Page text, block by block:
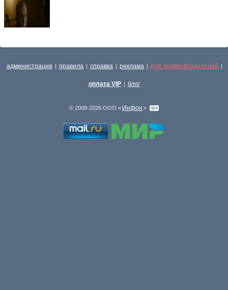
администрация | правила | справка | реклама | для правообладателей |
оплата VIP | блог
© 2008-2026 ООО « Инфон »